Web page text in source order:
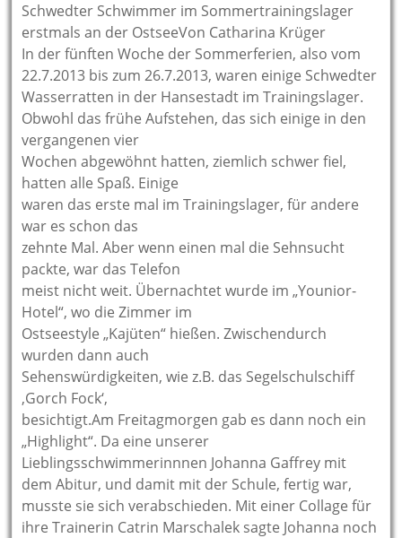
Schwedter Schwimmer im Sommertrainingslager
erstmals an der OstseeVon Catharina Krüger
In der fünften Woche der Sommerferien, also vom
22.7.2013 bis zum 26.7.2013, waren einige Schwedter
Wasserratten in der Hansestadt im Trainingslager.
Obwohl das frühe Aufstehen, das sich einige in den
vergangenen vier
Wochen abgewöhnt hatten, ziemlich schwer fiel,
hatten alle Spaß. Einige
waren das erste mal im Trainingslager, für andere
war es schon das
zehnte Mal. Aber wenn einen mal die Sehnsucht
packte, war das Telefon
meist nicht weit. Übernachtet wurde im „Younior-
Hotel“, wo die Zimmer im
Ostseestyle „Kajüten“ hießen. Zwischendurch
wurden dann auch
Sehenswürdigkeiten, wie z.B. das Segelschulschiff
‚Gorch Fock‘,
besichtigt.Am Freitagmorgen gab es dann noch ein
„Highlight“. Da eine unserer
Lieblingsschwimmerinnnen Johanna Gaffrey mit
dem Abitur, und damit mit der Schule, fertig war,
musste sie sich verabschieden. Mit einer Collage für
ihre Trainerin Catrin Marschalek sagte Johanna noch